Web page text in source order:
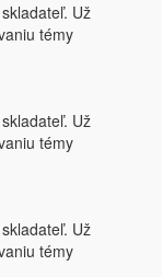
Už
témy
Už
témy
Už
témy